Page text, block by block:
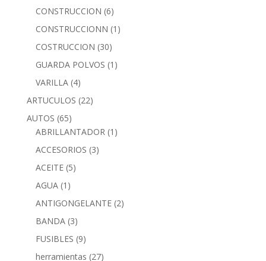
CONSTRUCCION (6)
CONSTRUCCIONN (1)
COSTRUCCION (30)
GUARDA POLVOS (1)
VARILLA (4)
ARTUCULOS (22)
AUTOS (65)
ABRILLANTADOR (1)
ACCESORIOS (3)
ACEITE (5)
AGUA (1)
ANTIGONGELANTE (2)
BANDA (3)
FUSIBLES (9)
herramientas (27)